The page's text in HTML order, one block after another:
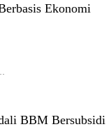
Ekonomi
BBM Bersubsidi